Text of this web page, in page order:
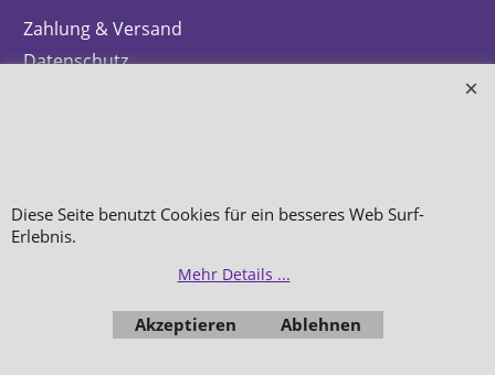
Zahlung & Versand
Datenschutz
Bestellung widerrufen
Diese Seite benutzt Cookies für ein besseres Web Surf-
Erlebnis.
Mehr Details ...
Akzeptieren Ablehnen